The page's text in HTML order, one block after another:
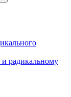
радикальному